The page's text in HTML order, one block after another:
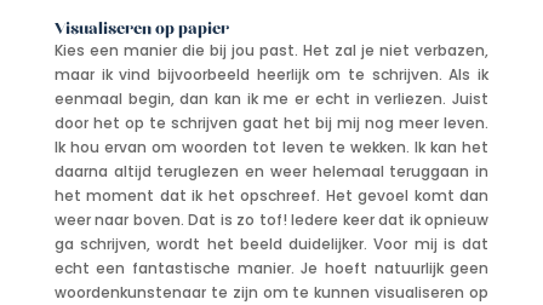
Visualiseren op papier
Kies een manier die bij jou past. Het zal je niet verbazen,
maar ik vind bijvoorbeeld heerlijk om te schrijven. Als ik
eenmaal begin, dan kan ik me er echt in verliezen. Juist
door het op te schrijven gaat het bij mij nog meer leven.
Ik hou ervan om woorden tot leven te wekken. Ik kan het
daarna altijd teruglezen en weer helemaal teruggaan in
het moment dat ik het opschreef. Het gevoel komt dan
weer naar boven. Dat is zo tof! Iedere keer dat ik opnieuw
ga schrijven, wordt het beeld duidelijker. Voor mij is dat
echt een fantastische manier. Je hoeft natuurlijk geen
woordenkunstenaar te zijn om te kunnen visualiseren op